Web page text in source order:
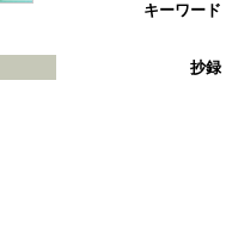
キーワード
抄録